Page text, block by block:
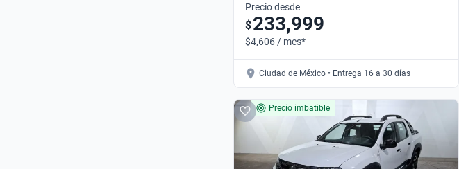
Precio desde
$233,999
$4,606 / mes*
Ciudad de México • Entrega 16 a 30 días
Precio imbatible